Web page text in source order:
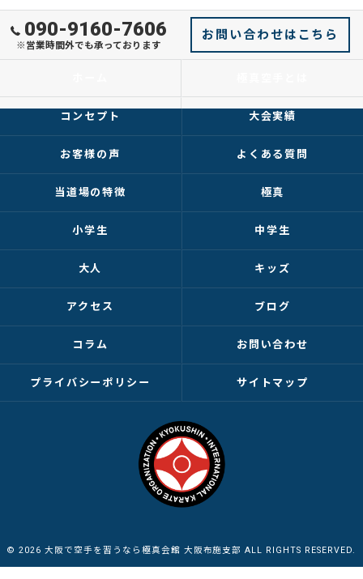
090-9160-7606
※営業時間外でも承っております
お問い合わせはこちら
コンセプト 大会実績
お客様の声 よくある質問
当道場の特徴 極真
小学生 中学生
大人 キッズ
アクセス ブログ
コラム お問い合わせ
プライバシーポリシー サイトマップ
© 2026 大阪で空手を習うなら極真会館 大阪布施支部 ALL RIGHTS RESERVED.